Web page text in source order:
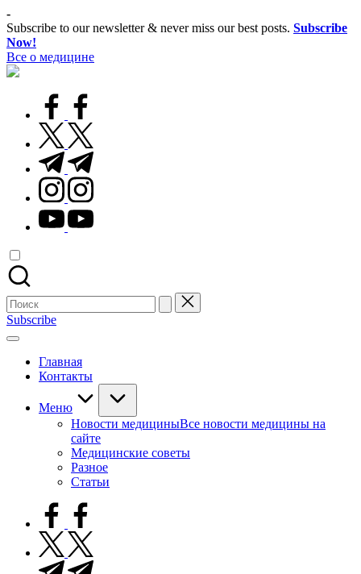
Перейти
к
содержимому
-
Subscribe to our newsletter & never miss our best posts. Subscribe
Now!
Все о медицине
Лечитесь
facebook.com
twitter.com
t.me
instagram.com
youtube.com
Поиск
для:
Subscribe
Главная
Контакты
Меню
Новости медициныВсе новости медицины на
сайте
Медицинские советы
Разное
Статьи
facebook.com
twitter.com
t.me